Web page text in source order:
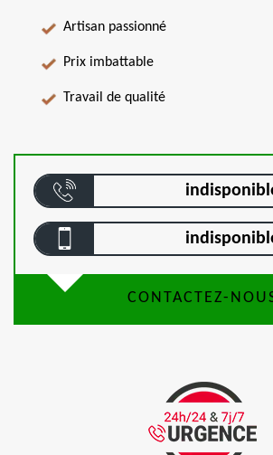
Artisan passionné
Prix imbattable
Travail de qualité
CONTACTEZ-